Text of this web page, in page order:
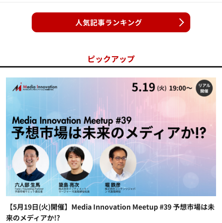
人気記事ランキング
ピックアップ
【5月19日(火)開催】Media Innovation Meetup #39 予想市場は未
来のメディアか!?